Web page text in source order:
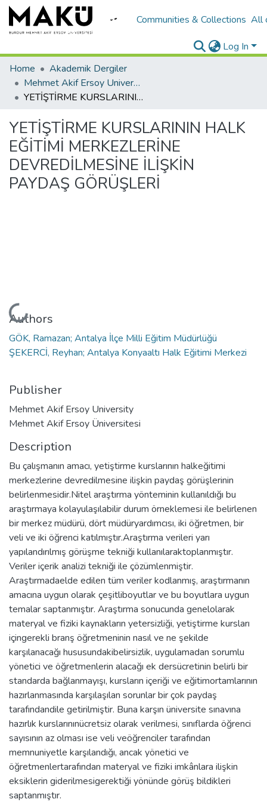
Communities & Collections All
Log In
Home
Akademik Dergiler
Mehmet Akif Ersoy University Journal of Education Faculty
YETİŞTİRME KURSLARININ HALK EĞİTİMİ MERKEZLERİNE DEVREDİLMESİNE İLİŞKİN PAYDAŞ GÖRÜŞLERİ
YETİŞTİRME KURSLARININ HALK
EĞİTİMİ MERKEZLERİNE
DEVREDİLMESİNE İLİŞKİN
PAYDAŞ GÖRÜŞLERİ
Loading...
Authors
GÖK, Ramazan; Antalya İlçe Milli Eğitim Müdürlüğü
ŞEKERCİ, Reyhan; Antalya Konyaaltı Halk Eğitimi Merkezi
Publisher
Mehmet Akif Ersoy University
Mehmet Akif Ersoy Üniversitesi
Description
Bu çalışmanın amacı, yetiştirme kurslarının halkeğitimi
merkezlerine devredilmesine ilişkin paydaş görüşlerinin
belirlenmesidir.Nitel araştırma yönteminin kullanıldığı bu
araştırmaya kolayulaşılabilir durum örneklemesi ile belirlenen
bir merkez müdürü, dört müdüryardımcısı, iki öğretmen, bir
veli ve iki öğrenci katılmıştır.Araştırma verileri yarı
yapılandırılmış görüşme tekniği kullanılaraktoplanmıştır.
Veriler içerik analizi tekniği ile çözümlenmiştir.
Araştırmadaelde edilen tüm veriler kodlanmış, araştırmanın
amacına uygun olarak çeşitliboyutlar ve bu boyutlara uygun
temalar saptanmıştır. Araştırma sonucunda genelolarak
materyal ve fiziki kaynakların yetersizliği, yetiştirme kursları
içingerekli branş öğretmeninin nasıl ve ne şekilde
karşılanacağı hususundakibelirsizlik, uygulamadan sorumlu
yönetici ve öğretmenlerin alacağı ek dersücretinin belirli bir
standarda bağlanmayışı, kursların içeriği ve eğitimortamlarının
hazırlanmasında karşılaşılan sorunlar bir çok paydaş
tarafındandile getirilmiştir. Buna karşın üniversite sınavına
hazırlık kurslarınınücretsiz olarak verilmesi, sınıflarda öğrenci
sayısının az olması ise veli veöğrenciler tarafından
memnuniyetle karşılandığı, ancak yönetici ve
öğretmenlertarafından materyal ve fiziki imkânlara ilişkin
eksiklerin giderilmesigerektiği yönünde görüş bildikleri
saptanmıştır.